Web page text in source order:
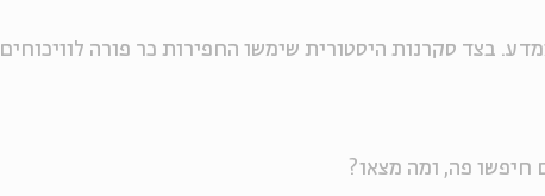
בצד סקרנות היסטורית שימשו החפירות כר פורה לוויכוחים
חיפשו פה, ומה מצאו?